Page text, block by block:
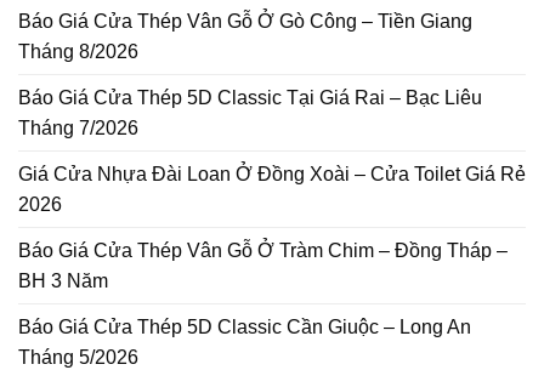
Báo Giá Cửa Thép Vân Gỗ Ở Gò Công – Tiền Giang
Tháng 8/2026
Báo Giá Cửa Thép 5D Classic Tại Giá Rai – Bạc Liêu
Tháng 7/2026
Giá Cửa Nhựa Đài Loan Ở Đồng Xoài – Cửa Toilet Giá Rẻ
2026
Báo Giá Cửa Thép Vân Gỗ Ở Tràm Chim – Đồng Tháp –
BH 3 Năm
Báo Giá Cửa Thép 5D Classic Cần Giuộc – Long An
Tháng 5/2026